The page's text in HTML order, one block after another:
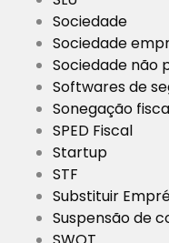
Sociedade
Sociedade
Sociedade não
Softwares de
Sonegação
SPED Fiscal
Startup
STF
Substituir
Suspensão de